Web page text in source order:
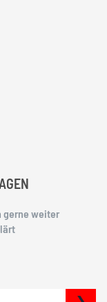
gerne weiter